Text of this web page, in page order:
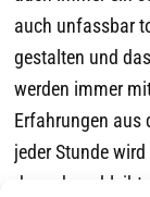
auch unfassbar
gestalten und
werden immer
Erfahrungen aus
jeder Stunde
denn dann